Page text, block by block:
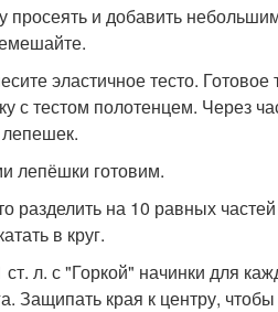
просеять и добавить
эластичное тесто.
с тестом полотенцем. Через
лепёшки готовим.
разделить на 10 равных
в круг.
ст. л. с "Горкой" начинки для
Защипать края к центру,